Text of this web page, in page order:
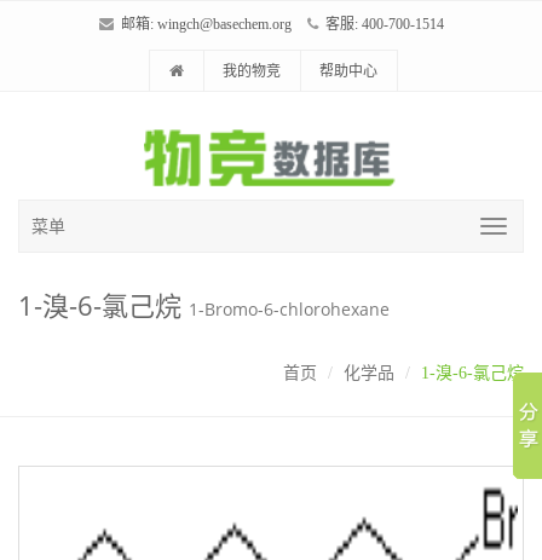
邮箱: wingch@basechem.org 客服: 400-700-1514
我的物竞 帮助中心
菜单
1-溴-6-氯己烷 1-Bromo-6-chlorohexane
首页 化学品 1-溴-6-氯己烷